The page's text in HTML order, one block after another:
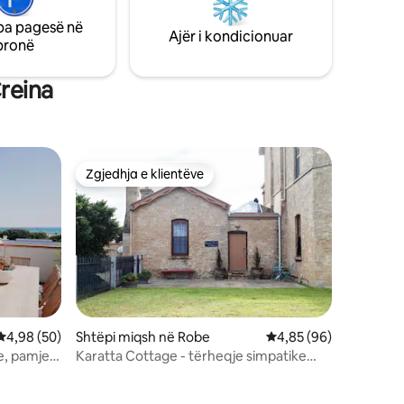
dhe
asaj që
gjumi me madhësi bujare, të përsosura
për familje ose grupe.
pagesë në
Ajër i kondicionuar
mesatar 4,98 nga 5, 50 vlerësime
4,98 (50)
pamje
Zgjedhja e klientëve
Zgjedhja e klientëve
Shtëpi miqsh në Robe Vlerësimi mesatar
4,85 (96)
Karatta Cottage - tërheqje simpatike